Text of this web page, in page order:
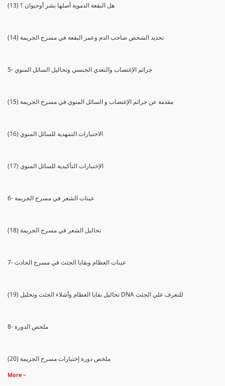
(13) هل البقعة الدموية أصلها بشر أوحيوان ؟
(14) تحديد الشخص صاحب الدم وعمر البقعة في مسرح الجريمة
5- جرائم الإغتصاب والتعدي الجنسي وتحاليل السائل المنوي
(15) مقدمة عن جرائم الإغتصاب و السائل المنوي في مسرح الجريمة
(16) الاختبارات التمهدية للسائل المنوي
(17) الإختبارات التأكيدية للسائل المنوي
6- عينات الشعر في مسرح الجريمة
(18) تحاليل الشعر في مسرح الجريمة
7- عينات العظام وبقايا الجثث في مسرح الحادث
(19) تحاليل بقايا العظام وأشلاء الجثث وتحليل DNA للتعرف علي الجثث
8- ملخص الدورة
(20) ملخص دورة إختبارات مسرح الجريمة
More